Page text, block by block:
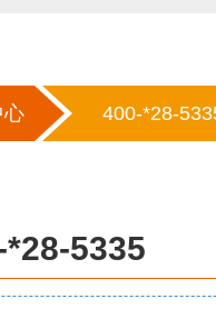
心 400-*28-
5335